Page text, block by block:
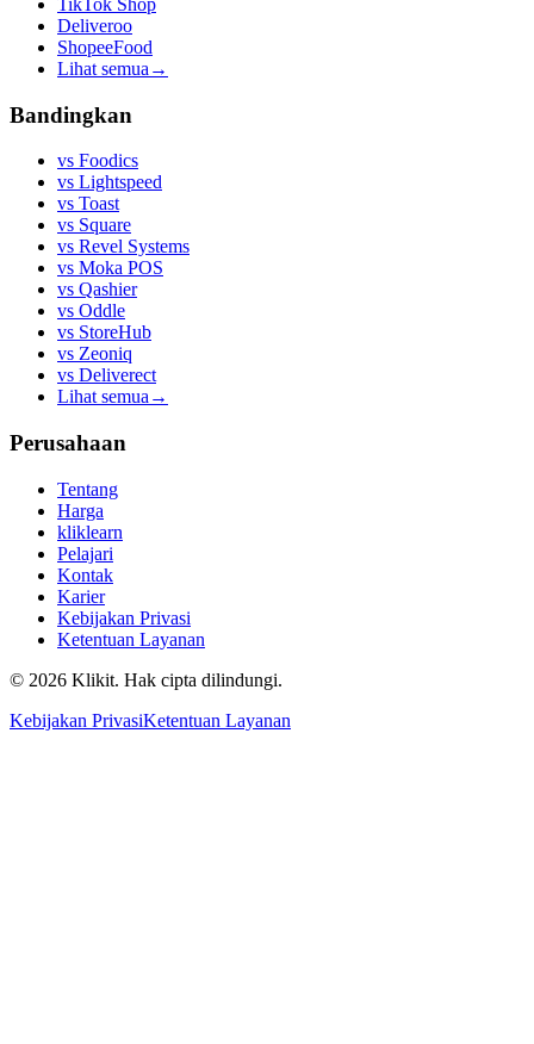
Deliveroo
ShopeeFood
Lihat semua →
Bandingkan
vs Foodics
vs Lightspeed
vs Toast
vs Square
vs Revel Systems
vs Moka POS
vs Qashier
vs Oddle
vs StoreHub
vs Zeoniq
vs Deliverect
Lihat semua →
Perusahaan
Tentang
Harga
kliklearn
Pelajari
Kontak
Karier
Kebijakan Privasi
Ketentuan Layanan
© 2026 Klikit. Hak cipta dilindungi.
Kebijakan PrivasiKetentuan Layanan